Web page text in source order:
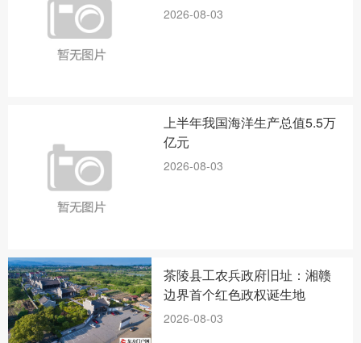
2026-08-03
上半年我国海洋生产总值5.5万
亿元
2026-08-03
茶陵县工农兵政府旧址：湘赣
边界首个红色政权诞生地
2026-08-03